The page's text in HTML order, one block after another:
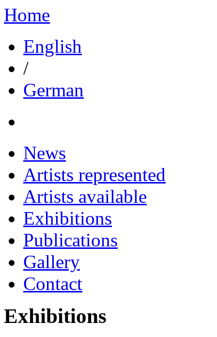
Home
English
/
German
News
Artists represented
Artists available
Exhibitions
Publications
Gallery
Contact
Exhibitions